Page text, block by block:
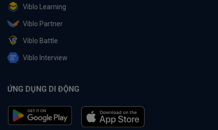
Viblo Learning
Viblo Partner
Viblo Battle
Viblo Interview
ỨNG DỤNG DI ĐỘNG